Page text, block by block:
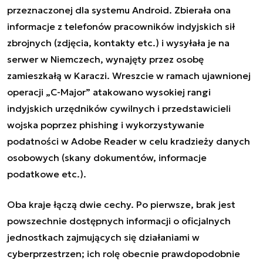
przeznaczonej dla systemu Android. Zbierała ona
informacje z telefonów pracowników indyjskich sił
zbrojnych (zdjęcia, kontakty etc.) i wysyłała je na
serwer w Niemczech, wynajęty przez osobę
zamieszkałą w Karaczi. Wreszcie w ramach ujawnionej
operacji „C-Major” atakowano wysokiej rangi
indyjskich urzędników cywilnych i przedstawicieli
wojska poprzez phishing i wykorzystywanie
podatności w Adobe Reader w celu kradzieży danych
osobowych (skany dokumentów, informacje
podatkowe etc.).
Oba kraje łączą dwie cechy. Po pierwsze, brak jest
powszechnie dostępnych informacji o oficjalnych
jednostkach zajmujących się działaniami w
cyberprzestrzen; ich rolę obecnie prawdopodobnie